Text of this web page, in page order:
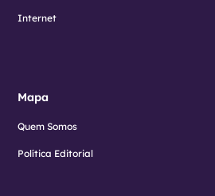
Internet
Mapa
Quem Somos
Política Editorial